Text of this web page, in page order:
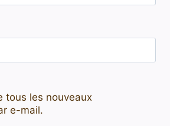
tous les nouveaux
e-mail.